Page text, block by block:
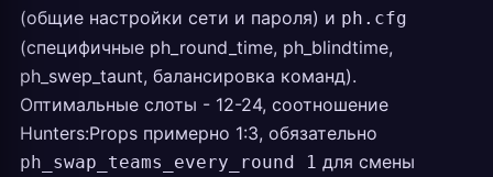
(общие настройки сети и пароля) и ph.cfg
(специфичные ph_round_time, ph_blindtime,
ph_swep_taunt, балансировка команд).
Оптимальные слоты - 12-24, соотношение
Hunters:Props примерно 1:3, обязательно
ph_swap_teams_every_round 1 для смены